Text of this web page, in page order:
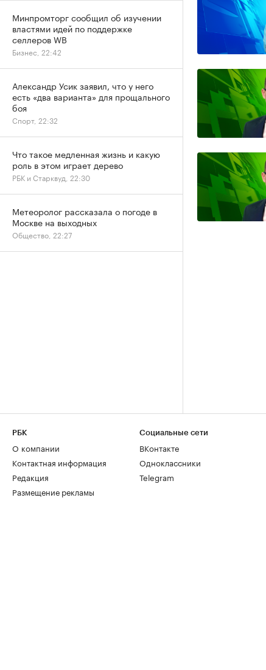
Минпромторг сообщил об изучении
властями идей по поддержке
селлеров WB
Бизнес, 22:42
Александр Усик заявил, что у него
есть «два варианта» для прощального
боя
Спорт, 22:32
Что такое медленная жизнь и какую
роль в этом играет дерево
РБК и Старквуд, 22:30
Метеоролог рассказала о погоде в
Москве на выходных
Общество, 22:27
РБК
О компании
Контактная информация
Редакция
Размещение рекламы
Социальные сети
ВКонтакте
Одноклассники
Telegram